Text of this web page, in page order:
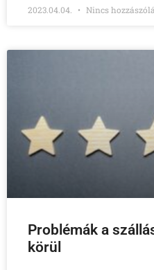
2023.04.04. Nincs
Problémák a
körül